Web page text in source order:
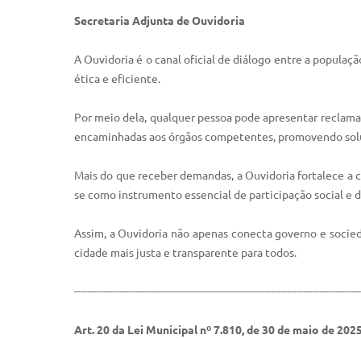
Secretaria Adjunta de Ouvidoria
A Ouvidoria é o canal oficial de diálogo entre a
ética e eficiente.
Por meio dela, qualquer pessoa pode apresentar
encaminhadas aos órgãos competentes, promovendo
Mais do que receber demandas, a Ouvidoria fortalece
se como instrumento essencial de participação social e
Assim, a Ouvidoria não apenas conecta governo e
cidade mais justa e transparente para todos.
Art. 20 da Lei Municipal nº 7.810, de 30 de maio de